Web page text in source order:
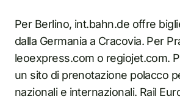
Per Berlino, int.bahn.de offre
dalla Germania a Cracovia. Per
leoexpress.com o regiojet.com.
un sito di prenotazione polacco
nazionali e internazionali. Rail